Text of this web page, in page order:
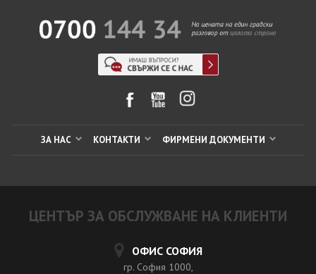
ЗА НАС КОНТАКТИ ФИРМЕНИ ДОКУМЕНТИ
ЦЕНТЪР ЗА ОБСЛУЖВАНЕ НА КЛИЕНТИ
ОФИС СОФИЯ
гр. София 1000,